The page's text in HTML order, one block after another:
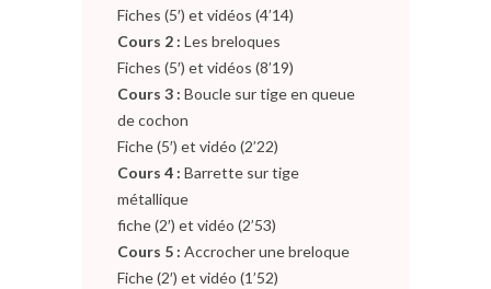
Fiches (5′) et vidéos (4’14)
Cours 2 : Les breloques
Fiches (5′) et vidéos (8’19)
Cours 3 :Boucle sur tige en queue
de cochon
Fiche (5′) et vidéo (2’22)
Cours 4 :Barrette sur tige
métallique
fiche (2′) et vidéo (2’53)
Cours 5 : Accrocher une breloque
Fiche (2′) et vidéo (1’52)